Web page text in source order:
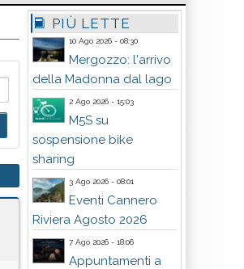
PIÙ LETTE
10 Ago 2026 - 08:30
Mergozzo: l'arrivo
della Madonna dal lago
2 Ago 2026 - 15:03
M5S su
sospensione bike
sharing
3 Ago 2026 - 08:01
Eventi Cannero
Riviera Agosto 2026
7 Ago 2026 - 18:06
Appuntamenti a